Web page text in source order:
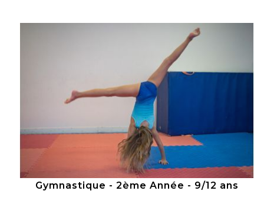
Gymnastique - 2ème Année - 9/12 ans